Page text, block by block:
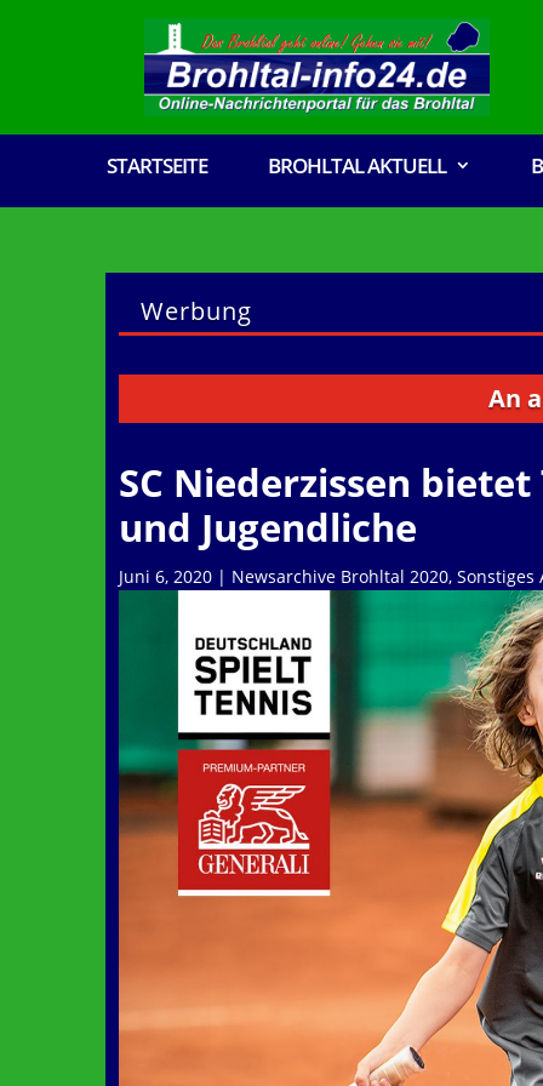
STARTSEITE BROHLTAL AKTUELL
Werbung
An alle
SC Niederzissen
und Jugendliche
Juni 6, 2020 | Newsarchive Brohltal 2020,Sonstiges